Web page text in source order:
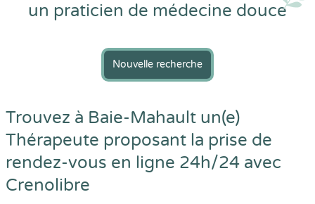
un praticien de médecine douce
Nouvelle recherche
Trouvez à Baie-Mahault un(e)
Thérapeute proposant la prise de
rendez-vous en ligne 24h/24 avec
Crenolibre